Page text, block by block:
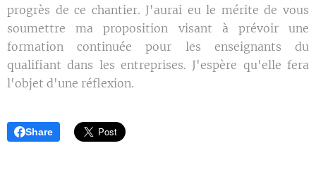
progrès de ce chantier. J'aurai eu le mérite de vous
soumettre ma proposition visant à prévoir une
formation continuée pour les enseignants du
qualifiant dans les entreprises. J'espère qu'elle fera
l'objet d'une réflexion.
Share